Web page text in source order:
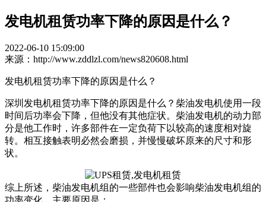
发电机租赁功率下降的原因是什么？
2022-06-10 15:09:00
来源：http://www.zddlzl.com/news820608.html
发电机租赁功率下降的原因是什么？
深圳发电机租赁功率下降的原因是什么？柴油发电机使用一段
时间后功率会下降，但他没有其他症状。柴油发电机的动力部
分是他工作时，许多部件在一定负荷下以较高的速度相对旋
转。相互接触表明必然会磨损，并慢慢破坏原来的尺寸和形
状。
综上所述，柴油发电机组的一些部件也会影响柴油发电机组的
功率变化，主要原因是：